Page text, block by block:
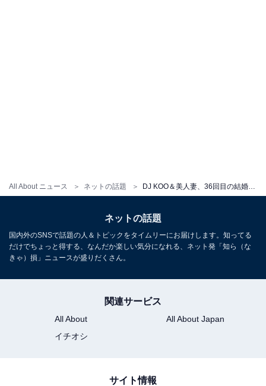
All About ニュース ネットの話題
ネットの話題
国内外のSNSで話題の人＆トピックをタイムリーにお届けします。知ってる
だけでちょっと得する、なんだか楽しい気分になれる、ネット発「知ら（な
きゃ）損」ニュースが盛りだくさん。
関連サービス
All About
All About Japan
イチオシ
サイト情報